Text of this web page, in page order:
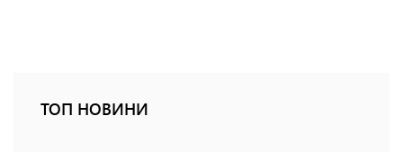
ТОП НОВИНИ